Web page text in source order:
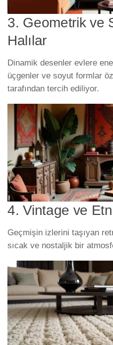
3. Geometrik ve
Halılar
Dinamik desenler evlere
üçgenler ve soyut formlar
tarafından tercih ediliyor.
4. Vintage ve
Geçmişin izlerini taşıyan
sıcak ve nostaljik bir